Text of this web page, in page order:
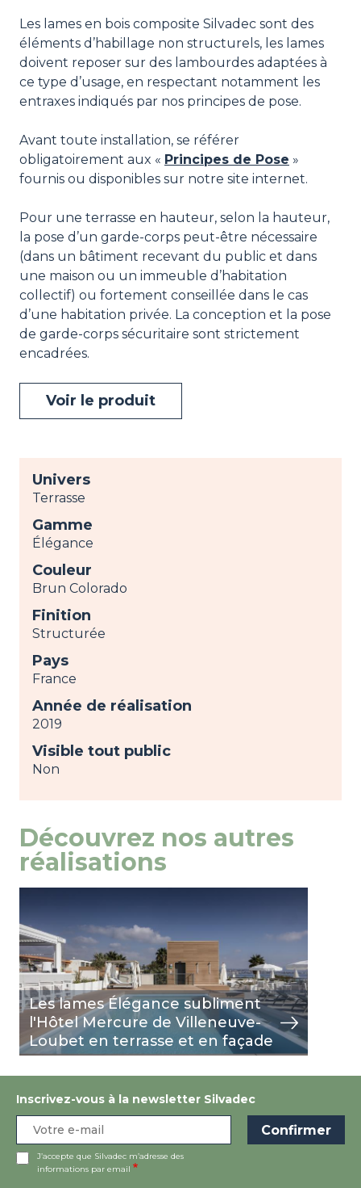
Les lames en bois composite Silvadec sont des
éléments d’habillage non structurels, les lames
doivent reposer sur des lambourdes adaptées à
ce type d’usage, en respectant notamment les
entraxes indiqués par nos principes de pose.
Avant toute installation, se référer
obligatoirement aux « Principes de Pose »
fournis ou disponibles sur notre site internet.
Pour une terrasse en hauteur, selon la hauteur,
la pose d’un garde-corps peut-être nécessaire
(dans un bâtiment recevant du public et dans
une maison ou un immeuble d’habitation
collectif) ou fortement conseillée dans le cas
d’une habitation privée. La conception et la pose
de garde-corps sécuritaire sont strictement
encadrées.
Voir le produit
Univers
Terrasse
Gamme
Élégance
Couleur
Brun Colorado
Finition
Structurée
Pays
France
Année de réalisation
2019
Visible tout public
Non
Découvrez nos autres
réalisations
Les lames Élégance subliment
l'Hôtel Mercure de Villeneuve-
Loubet en terrasse et en façade
Inscrivez-vous à la newsletter Silvadec
J’accepte que Silvadec m’adresse des
informations par email